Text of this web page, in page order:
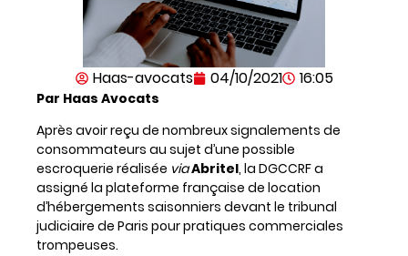
Haas-avocats 04/10/2021 16:05
Par Haas Avocats
Après avoir reçu de nombreux signalements de
consommateurs au sujet d’une possible
escroquerie réalisée viaAbritel, la DGCCRF a
assigné la plateforme française de location
d’hébergements saisonniers devant le tribunal
judiciaire de Paris pour pratiques commerciales
trompeuses.